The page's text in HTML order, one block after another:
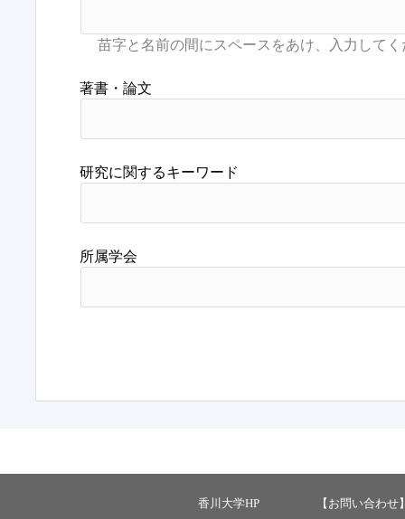
著書・論文
研究に関するキーワード
所属学会
香川大学HP 【お問い合わせ